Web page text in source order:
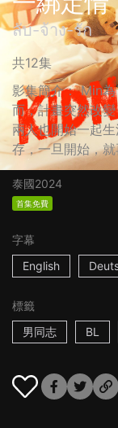
ลับ-จ้าง-รัก
共12集
影集簡介： Min
而，計畫突然改
兩人也開始一起
存，一旦開始，
泰國2024
首集免費
字幕
English
標籤
男同志
BL